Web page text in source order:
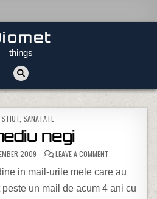
things
IN
STIUT, SANATATE
negi
2009 LEAVE A COMMENTON REMEDIU
in mail-urile mele care au
un mail de acum 4 ani cu